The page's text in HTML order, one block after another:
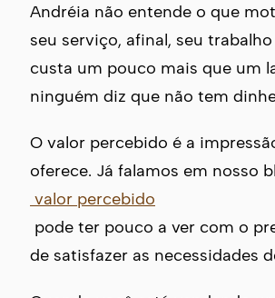
Andréia não entende o que
seu serviço, afinal, seu
custa um pouco mais que um
ninguém diz que não tem
O valor percebido é a
oferece. Já falamos em nosso
valor percebido
pode ter pouco a ver com o
de satisfazer as necessidades